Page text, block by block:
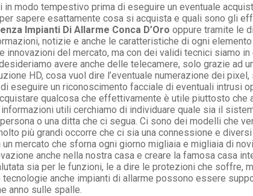
modo tempestivo prima di eseguire un eventuale
per sapere esattamente cosa si acquista e quali sono gli
Impianti Di Allarme Conca D’Oro oppure tramite le
notizie e anche le caratteristiche di ogni
del mercato, ma con dei validi tecnici siamo
avere anche delle telecamere, solo grazie ad
HD, cosa vuol dire l’eventuale numerazione dei
eseguire un riconoscimento facciale di eventuali intrusi
qualcosa che effettivamente è utile piuttosto
utili cerchiamo di individuare quale sia il
o una ditta che ci segua. Ci sono dei modelli che
più grandi occorre che ci sia una connessione e
mercato che sforna ogni giorno migliaia e migliaia di
anche nella nostra casa e creare la famosa casa
sia per le funzioni, le a dire le protezioni che soffre,
anche impianti di allarme possono essere
anno sulle spalle.